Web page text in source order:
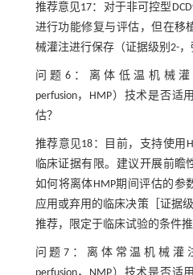
推荐意见17：对于非可控型
进行功能修复与评估，但在移
械灌注进行保存（证据级别2-，
问题6：离体低温机械灌注
perfusion，HMP）技术是否
估？
推荐意见18：目前，支持使用
临床证据有限。建议开展前瞻
如何将离体HMP期间评估的参
应用或弃用的临床决策［证据
推荐，限定于临床试验的条件推
问题7：离体常温机械灌注